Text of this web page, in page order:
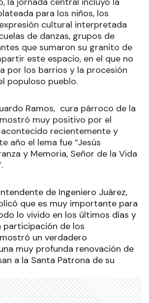
para los niños, los
cultural interpretada
de danzas, grupos de
que sumaron su granito de
este espacio, en el que no
por los barrios y la procesión
populoso pueblo.
Ramos, cura párroco de la
muy positivo por el
recientemente y
año el lema fue “Jesús
y Memoria, Señor de la Vida
de Ingeniero Juárez,
que es muy importante para
lo vivido en los últimos días y
participación de los
un verdadero
muy profunda renovación de
a la Santa Patrona de su